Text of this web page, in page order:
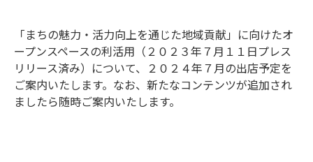
「まちの魅力・活力向上を通じた地域貢献」に向けたオ
ープンスペースの利活用（２０２３年７月１１日プレス
リリース済み）について、２０２４年７月の出店予定を
ご案内いたします。なお、新たなコンテンツが追加され
ましたら随時ご案内いたします。